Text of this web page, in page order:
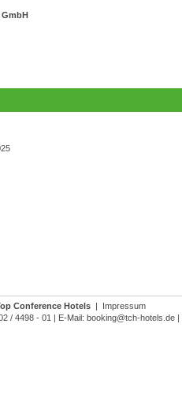
Conference Hotels |
Impressum
/ 4498 - 01 | E-Mail: booking@tch-hotels.de |